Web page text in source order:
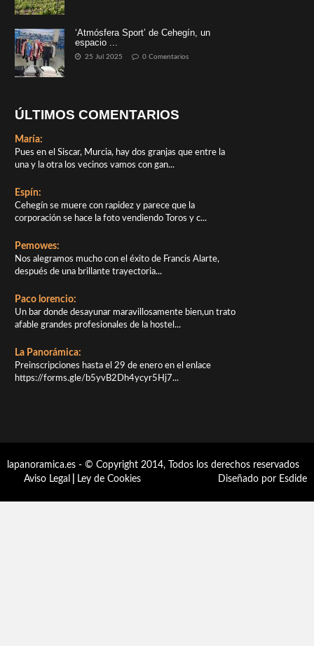
‘Atmósfera Sport’ de Cehegín, un
espacio ...
25 Jul 2025 0 Comentarios
ÚLTIMOS COMENTARIOS
María:
Pues en el Siscar, Murcia, hay dos granjas que entre la
una y la otra los vecinos vamos con gan...
Espín:
Cehegín se muere con rapidez y parece que la
corporación se hace la foto vendiendo Toros y c...
Pemowes:
Nos alegramos mucho con el éxito de Francis Alarte,
después de una brillante trayectoria...
Paco lorencio:
Un bar donde desayunar maravillosamente bien,un trato
afable grandes profesionales de la hostel...
La Panorámica:
Preinscripciones hasta el 29 de enero en el enlace
https://forms.gle/b5yvB2Dh4ycyr5Hj7...
lapanoramica.es - © Copyright 2014, Todos los derechos reservados
Aviso Legal
Ley de Cookies Diseñado por Esdide